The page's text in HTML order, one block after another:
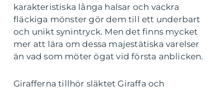
karakteristiska långa halsar och vackra
fläckiga mönster gör dem till ett underbart
och unikt synintryck. Men det finns mycket
mer att lära om dessa majestätiska varelser
än vad som möter ögat vid första anblicken.
Girafferna tillhör släktet Giraffa och